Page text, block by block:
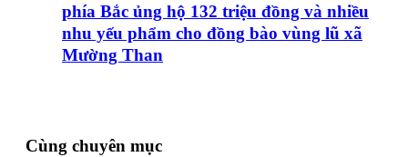
phía Bắc ủng hộ 132 triệu đồng và nhiều
nhu yếu phẩm cho đồng bào vùng lũ xã
Mường Than
Cùng chuyên mục